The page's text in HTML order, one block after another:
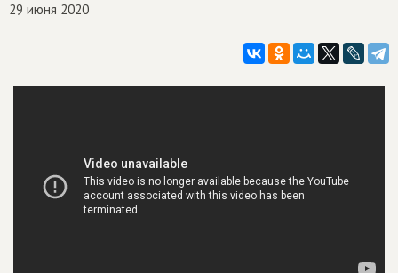
29 июня 2020